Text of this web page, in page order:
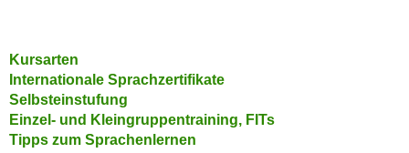
Kursarten
Internationale Sprachzertifikate
Selbsteinstufung
Einzel- und Kleingruppentraining, FITs
Tipps zum Sprachenlernen
o
o
k
i
o
k
i
e
s